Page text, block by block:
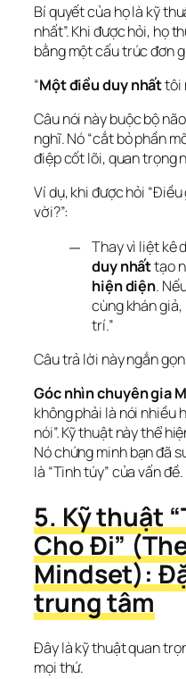
Bí quyết của họ là kỹ
nhất”. Khi được hỏi, họ
bằng một cấu trúc đơn
“Một điều duy nhất tôi
Câu nói này buộc bộ
nghĩ. Nó “cắt bỏ phần
điệp cốt lõi, quan trọng
Ví dụ, khi được hỏi
vời?”:
Thay vì liệt kê
duy nhấttạo
hiện diện.
cùng khán
trí.”
Câu trả lời này ngắn
Góc nhìn chuyên gia
không phải là nói nhiều
nói”. Kỹ thuật này thể
Nó chứng minh bạn đã
là “Tinh túy” của vấn đề.
5. Kỹ thuật
Cho Đi”
Mindset):
trung tâm
Đây là kỹ thuật quan
mọi thứ.